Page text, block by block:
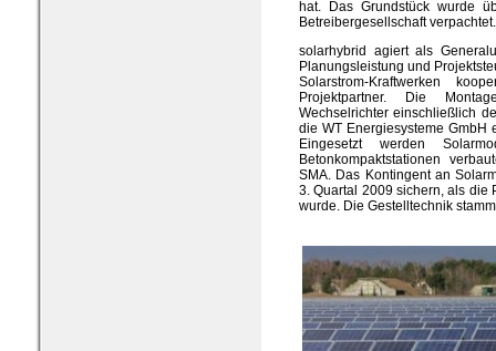
hat. Das Grundstück wurde
Betreibergesellschaft verpachtet.
solarhybrid agiert als
Planungsleistung und
Solarstrom-Kraftwerken
Projektpartner. Die
Wechselrichter einschließlich
die WT Energiesysteme GmbH
Eingesetzt werden
Betonkompaktstationen
SMA. Das Kontingent an
3. Quartal 2009 sichern, als die
wurde. Die Gestelltechnik